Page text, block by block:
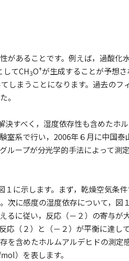
があることです。例えば，過酸化
てCH3O+が生成することが予想さ
しまうことになります。過去のフ
。
すべく，湿度依存性も含めたホ
室系で行い，2006年６月に中国泰
ループが分光学的手法によって測
に示します。まず，乾燥空気条
次に感度の湿度依存について，図
るに従い，反応（－２）の寄与が
応（２）と（－２）が平衡に達し
を含めたホルムアルデヒドの測定
）を表します。